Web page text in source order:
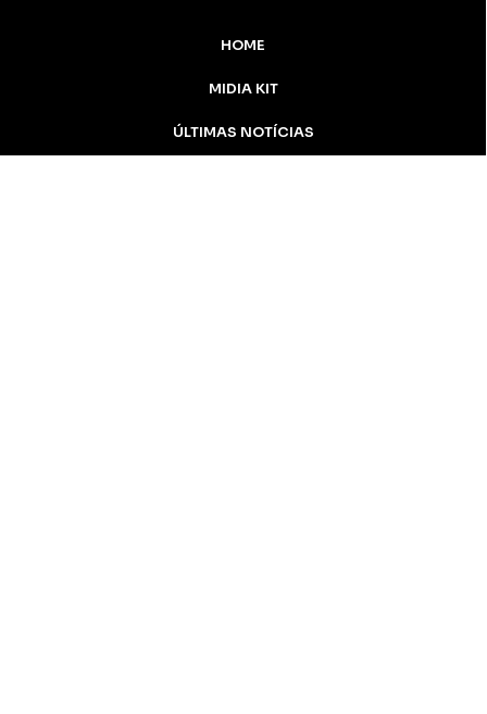
HOME
MIDIA KIT
ÚLTIMAS NOTÍCIAS